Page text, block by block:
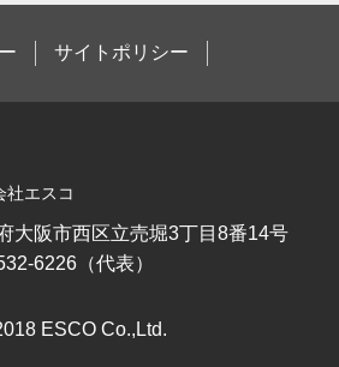
サイトポリシー
社エスコ
大阪市西区立売堀3丁目8番14号
6226（代表）
ESCO Co.,Ltd.